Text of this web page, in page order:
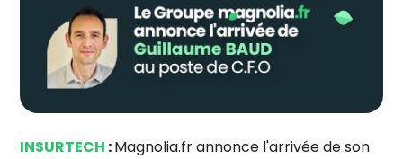
INSURTECH :Magnolia.fr annonce l'arrivée de son